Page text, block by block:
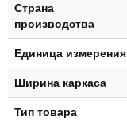
Страна
производства
Единица измерения
Ширина каркаса
Тип товара